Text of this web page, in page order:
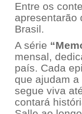
Entre os
apresentarão
Brasil.
A série
mensal,
país. Cada
que ajudam
segue viva
contará